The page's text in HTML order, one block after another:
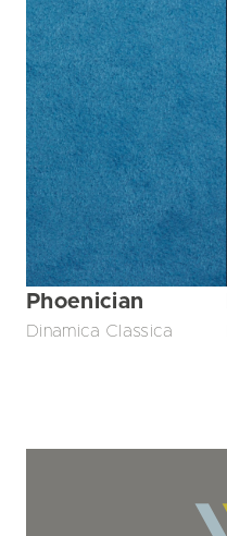
Phoenician
Dinamica Classica